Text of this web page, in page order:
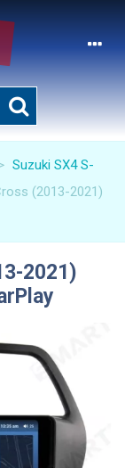
Suzuki SX4 S-
(2013-2021)
2021)